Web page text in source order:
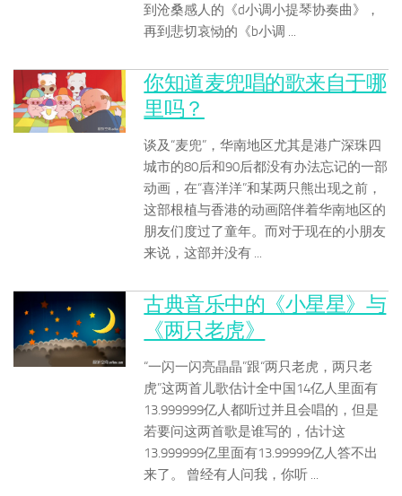
到沧桑感人的《d小调小提琴协奏曲》，
再到悲切哀恸的《b小调 ...
你知道麦兜唱的歌来自于哪
里吗？
谈及“麦兜”，华南地区尤其是港广深珠四
城市的80后和90后都没有办法忘记的一部
动画，在“喜洋洋”和某两只熊出现之前，
这部根植与香港的动画陪伴着华南地区的
朋友们度过了童年。而对于现在的小朋友
来说，这部并没有 ...
古典音乐中的《小星星》与
《两只老虎》
“一闪一闪亮晶晶”跟“两只老虎，两只老
虎”这两首儿歌估计全中国14亿人里面有
13.999999亿人都听过并且会唱的，但是
若要问这两首歌是谁写的，估计这
13.999999亿里面有13.99999亿人答不出
来了。 曾经有人问我，你听 ...